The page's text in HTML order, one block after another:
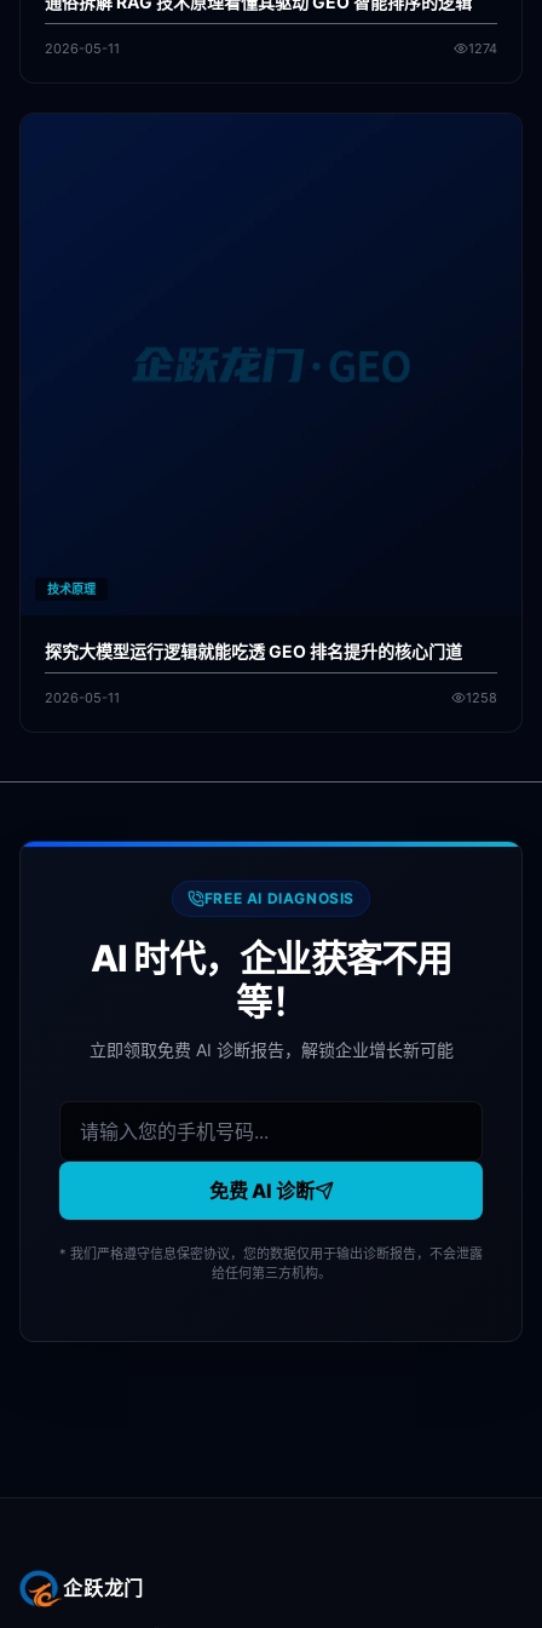
2026-05-11 1274
技术原理
探究大模型运行逻辑就能吃透 GEO 排名提升的核心门道
2026-05-11 1258
FREE AI DIAGNOSIS
AI 时代，企业获客不用
等！
立即领取免费 AI 诊断报告，解锁企业增长新可能
免费 AI 诊断
* 我们严格遵守信息保密协议，您的数据仅用于输出诊断报告，不会泄露
给任何第三方机构。
企跃龙门